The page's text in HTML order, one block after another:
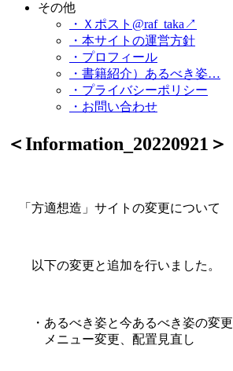
その他
・Ｘポスト@raf_taka↗
・本サイトの運営方針
・プロフィール
・書籍紹介）あるべき姿…
・プライバシーポリシー
・お問い合わせ
＜Information_20220921＞
「方適想造」サイトの変更について
以下の変更と追加を行いました。
・あるべき姿と今あるべき姿の変更
メニュー変更、配置見直し